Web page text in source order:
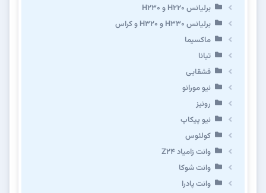
برلیانس H220 و H230
برلیانس H330 و H320 و کراس
ماکسیما
تیانا
قشقایی
نیو مورانو
رونیز
نیو پیکاپ
كولئوس
وانت زامیاد Z24
وانت شوکا
وانت پادرا